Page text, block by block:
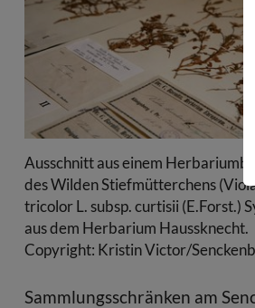
Ausschnitt aus einem
des Wilden Stiefmütterchens
tricolor L. subsp. curtisii (E.Forst.)
aus dem Herbarium Haussknecht.
Copyright: Kristin Victor/
Sammlungsschränken am